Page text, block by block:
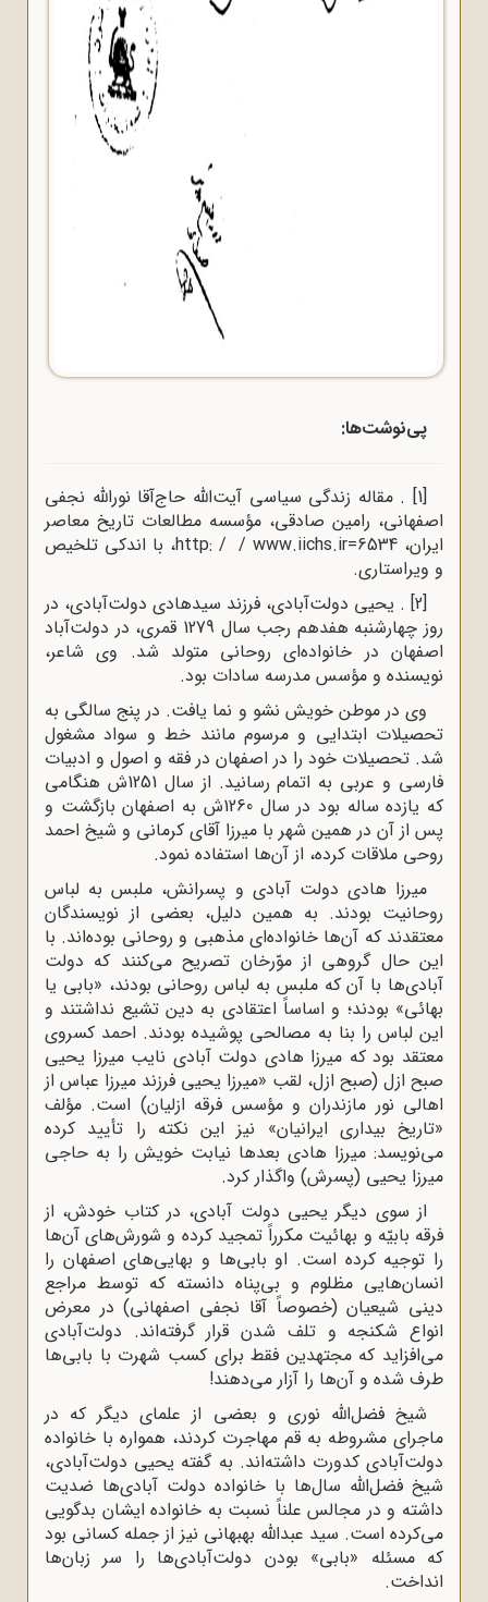
پی‌نوشت‌ها:
[1] . مقاله زندگی سیاسی آیت‌الله حاج‌آقا نور‌الله نجفی
اصفهانی، رامین صادقی، مؤسسه مطالعات تاریخ معاصر
ایران، 6534
http: / / www.iichs.ir=، با اندکی تلخیص
و ویراستاری.
[2] . یحیی دولت‌آبادی، فرزند سیدهادی دولت‌آبادی، در
روز چهارشنبه هفدهم رجب سال 1279 قمری، در دولت‌آباد
اصفهان در خانواده‌ای روحانی متولد شد. وی شاعر،
نویسنده و مؤسس مدرسه سادات بود.
وی در موطن خویش نشو و نما یافت. در پنج سالگى به
تحصیلات ابتدایی و مرسوم مانند خط و سواد مشغول
شد. تحصیلات خود را در اصفهان در فقه و اصول و ادبیات
فارسى و عربى به اتمام رسانید. از سال 1251ش هنگامی
که یازده ساله بود در سال 1260ش به اصفهان بازگشت و
پس از آن در همین شهر با میرزا آقاى کرمانى و شیخ احمد
روحى ملاقات کرده، از آن‌ها استفاده نمود.
میرزا هادی دولت آبادی و پسرانش، ملبس به لباس
روحانیت بودند. به همین دلیل، بعضی از نویسندگان
معتقدند که آن‌ها خانواده‌ای مذهبی و روحانی بوده‌اند. با
این حال گروهی از موّرخان تصریح می‌کنند که دولت
آبادی‌ها با آن ‌که ملبس به لباس روحانی بودند، «بابی یا
بهائی» بودند؛ و اساساً اعتقادی به دین تشیع نداشتند و
این لباس را بنا به مصالحی پوشیده بودند. احمد کسروی
معتقد بود که میرزا هادی دولت آبادی نایب میرزا یحیی
صبح ازل (صبح ازل، لقب «میرزا یحیی فرزند میرزا عباس از
اهالی نور مازندران و مؤسس فرقه ازلیان) است. مؤلف
«تاریخ بیداری ایرانیان» نیز این نکته را تأیید کرده
می‌نویسد: میرزا هادی بعدها نیابت خویش را به حاجی
میرزا یحیی (پسرش) واگذار کرد.
از سوی دیگر یحیی دولت آبادی، در کتاب خودش، از
فرقه بابیّه و بهائیت مکرراً تمجید کرده و شورش‌های آن‌ها
را توجیه کرده است. او بابی‌ها و بهایی‌های اصفهان را
انسان‌هایی مظلوم و بی‌پناه دانسته که توسط مراجع
دینی شیعیان (خصوصاً آقا نجفی اصفهانی) در معرض
انواع شکنجه و تلف شدن قرار گرفته‌اند. دولت‌آبادی
می‌افزاید که مجتهدین فقط برای کسب شهرت با بابی‌ها
طرف شده و آن‌ها را آزار می‌دهند!
شیخ فضل‌الله نوری و بعضی از علمای دیگر که در
ماجرای مشروطه به قم مهاجرت کردند، همواره با خانواده
دولت‌آبادی کدورت داشته‌اند. به گفته یحیی دولت‌آبادی،
شیخ فضل‌ا‌لله سال‌ها با خانواده دولت آبادی‌ها ضدیت
داشته و در مجالس علناً نسبت به خانواده ایشان بدگویی
می‌کرده است. سید عبدالله بهبهانی نیز از جمله کسانی بود
که مسئله «بابی» بودن دولت‌آبادی‌ها را سر زبان‌ها
انداخت.